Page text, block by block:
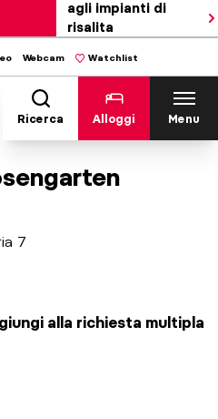
agli impianti di
risalita
Webcam Watchlist
Ricerca Alloggi Menu
7
alla richiesta multipla